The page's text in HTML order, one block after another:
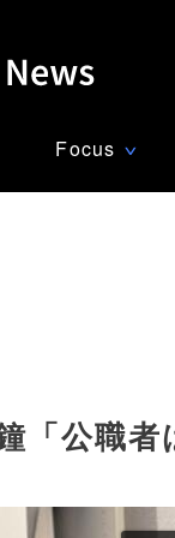
Focus ∨
「公職者